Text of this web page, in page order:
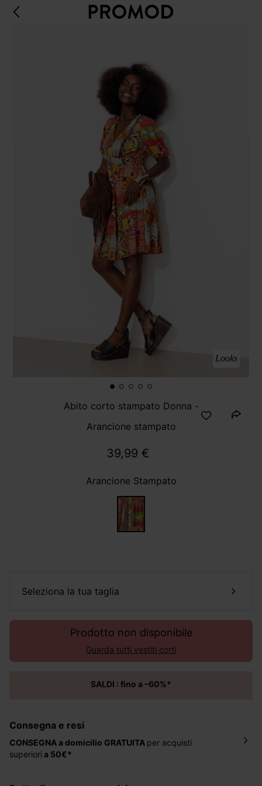
Looks
Abito corto stampato Donna -
Arancione stampato
39,99 €
Arancione Stampato
seleziona la tua taglia
Prodotto non disponibile
Guarda tutti vestiti corti
SALDI : fino a –60%*
Consegna e resi
CONSEGNA a domicilio GRATUITA per acquisti
superiori a 50€*